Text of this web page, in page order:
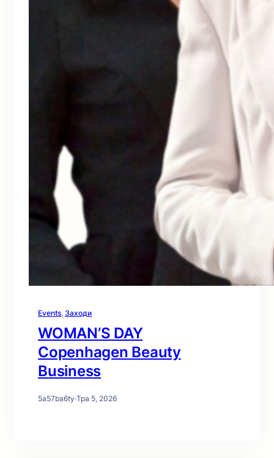
Events, Заходи
WOMAN’S DAY
Copenhagen Beauty
Business
5a57ba6ty·Тра 5, 2026